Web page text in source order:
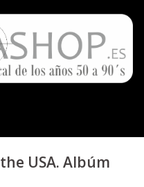
USA. Albúm